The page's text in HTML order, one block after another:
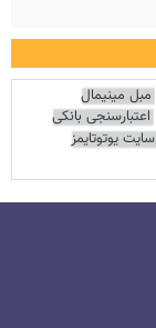
مبل مینیمال
اعتبارسنجی بانکی
سایت یوتوتایمز